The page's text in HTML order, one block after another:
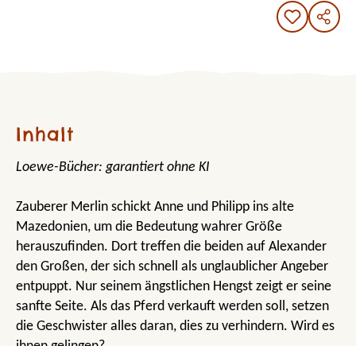
Inhalt
Loewe-Bücher: garantiert ohne KI
Zauberer Merlin schickt Anne und Philipp ins alte
Mazedonien, um die Bedeutung wahrer Größe
herauszufinden. Dort treffen die beiden auf Alexander
den Großen, der sich schnell als unglaublicher Angeber
entpuppt. Nur seinem ängstlichen Hengst zeigt er seine
sanfte Seite. Als das Pferd verkauft werden soll, setzen
die Geschwister alles daran, dies zu verhindern. Wird es